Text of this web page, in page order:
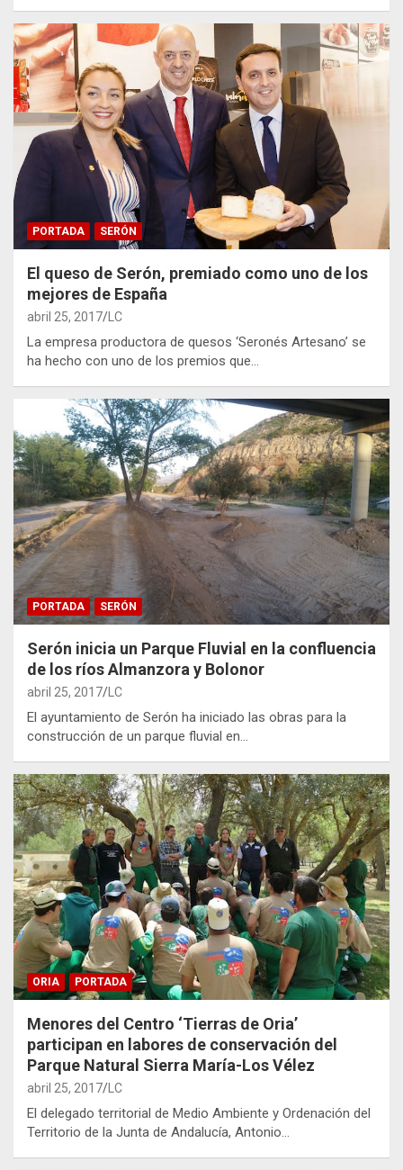
PORTADA SERÓN
El queso de Serón, premiado como uno de los
mejores de España
abril 25, 2017 LC
La empresa productora de quesos ‘Seronés Artesano’ se
ha hecho con uno de los premios que…
PORTADA SERÓN
Serón inicia un Parque Fluvial en la confluencia
de los ríos Almanzora y Bolonor
abril 25, 2017 LC
El ayuntamiento de Serón ha iniciado las obras para la
construcción de un parque fluvial en…
ORIA PORTADA
Menores del Centro ‘Tierras de Oria’
participan en labores de conservación del
Parque Natural Sierra María-Los Vélez
abril 25, 2017 LC
El delegado territorial de Medio Ambiente y Ordenación del
Territorio de la Junta de Andalucía, Antonio…